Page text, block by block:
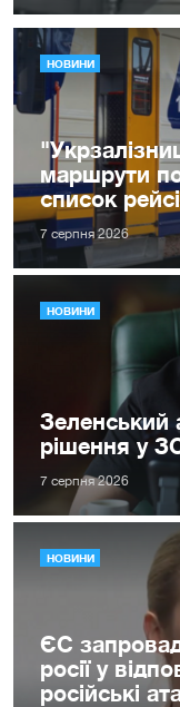
НОВИНИ
маршрути
список
7 серпня 2026
НОВИНИ
Зеленський
рішення у
7 серпня 2026
НОВИНИ
ЄС
росії у
російські